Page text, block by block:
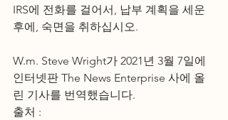
IRS에 전화를 걸어서, 납부 계획을 세운
후에, 숙면을 취하십시오.
W.m. Steve Wright가 2021년 3월 7일에
인터넷판 The News Enterprise 사에 올
린 기사를 번역했습니다.
출처 :